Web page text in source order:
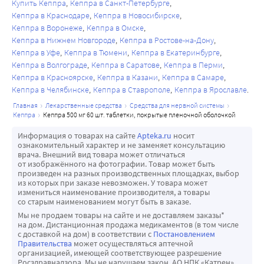
уступала ему) в отношении изменений суммы баллов по
разделам "Внимание и Память" и "Комбинированный
Скрининг Памяти" шкалы Лейтер-Р (Leiter-R) у
пациентов, прошедших исследование в соответствии с
протоколом, по сравнению с исходным визитом.
В результате анализа поведеческого и эмоционального
статуса при помощи прошедшего валидацию
инструмента - опросника Аченбаха (Achenbach) - было
принимающих препарат Кеппра. Однако пациенты,
принимавшие Кеппру в ходе долгосрочного наблюдения
в открытой фазе исследования, не демонстрировали
ухудшения поведенческого и эмоционального статуса, в
частности, показатели агрессивного поведения не
ухудшались по сравнению с исходным уровнем.
400-1200 мг/сут или леветирацетамом по 1000-3000 мг/
сут, продолжительностью до 121 недели в зависимости
от ответа.
Отсутствие припадков в течение 6 месяцев было
отмечено у 73% пациентов, принимающих
леветирацетам, и 72,8% пациентов, принимающих
карбамазепин с контролируемым высвобождением;
скорректированная абсолютная разница между курсами
лечения составила 0.2% (95% доверительный интервал:
-7,8 8,2). Более половины пациентов не имели припадков
в течение 12 месяцев (56,6% и 58.5% пациентов на
леветирацетаме и на карбамазепине с контролируемым
высвобождением соответственно).
В исследовании, отражающем клиническую практику,
сопутствующие противоэпилептические препараты
могли быть отменены у ограниченного числа пациентов,
которые ответили на дополнительную терапию
леветирацетамом (36 взрослых пациентов из 69).
Дополнительная терапия для лечения миоклонических
У пациентов с нарушением функции почек клиренс
леветирацетама и его первичного метаболита
коррелирует с клиренсом креатинина. Поэтому
пациентам с почечной недостаточностью рекомендуется
подбор дозы в зависимости от клиренса креатинина. В
терминальной стадии почечной недостаточности у
взрослых пациентов T1/2 составляет 25 часов в период
между сеансами диализа и 3,1 часа во время диализа. В
течение 4-часового сеанса диализа удаляется до 51 %
леветирацетама.
У пациентов с нарушением функции печени легкой и
средней степеней тяжести значимых изменений
клиренса леветирацетама не происходит. У большинства
пациентов с тяжелыми нарушениями функции печени
при сопутствующей почечной недостаточности клиренс
леветирацетама снижается более чем на 50 %.
Дети (4-12 лет)
T1/2 у детей в возрасте 4-12 лет после однократного
Купить Кеппра Кеппра в Санкт-Петербурге
Кеппра в Краснодаре Кеппра в Новосибирске
Кеппра в Воронеже Кеппра в Омске
Кеппра в Нижнем Новгороде Кеппра в Ростове-на-Дону
Кеппра в Уфе Кеппра в Тюмени Кеппра в Екатеринбурге
Кеппра в Волгограде Кеппра в Саратове Кеппра в Перми
Кеппра в Красноярске Кеппра в Казани Кеппра в Самаре
Кеппра в Челябинске Кеппра в Ставрополе Кеппра в Ярославле
главная лекарственные средства
средства для нервной системы
кеппра
кеппра 500 мг 60 шт. таблетки, покрытые пленочной оболочкой
Информация о товарах на сайтеApteka.ru носит
ознакомительный характер и не заменяет консультацию
врача. Внешний вид товара может отличаться
от изображённого на фотографии. Товар может быть
произведен на разных производственных площадках, выбор
из которых при заказе невозможен. У товара может
измениться наименование производителя, а товары
со старым наименованием могут быть в заказе.
Мы не продаем товары на сайте и не доставляем заказы*
на дом. Дистанционная продажа медикаментов (в том числе
с доставкой на дом) в соответствии с Постановлением
Правительства может осуществляться аптечной
организацией, имеющей соответствующее разрешение